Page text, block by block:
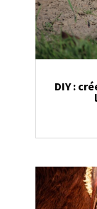
DIY :